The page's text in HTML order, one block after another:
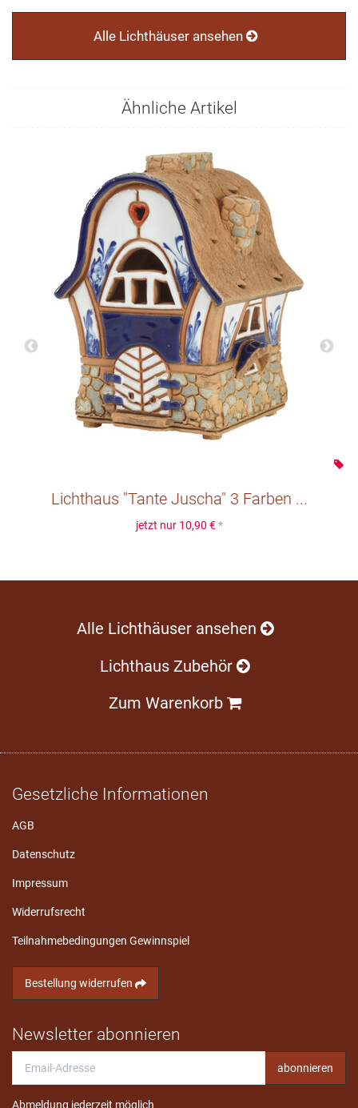
Alle Lichthäuser ansehen
Ähnliche Artikel
Lichthaus "Tante Juscha" 3 Farben ...
jetzt nur 10,90 € *
Alle Lichthäuser ansehen
Lichthaus Zubehör
Zum Warenkorb
Gesetzliche Informationen
AGB
Datenschutz
Impressum
Widerrufsrecht
Teilnahmebedingungen Gewinnspiel
Bestellung widerrufen
Newsletter abonnieren
Adresse
abonnieren
Abmeldung jederzeit möglich